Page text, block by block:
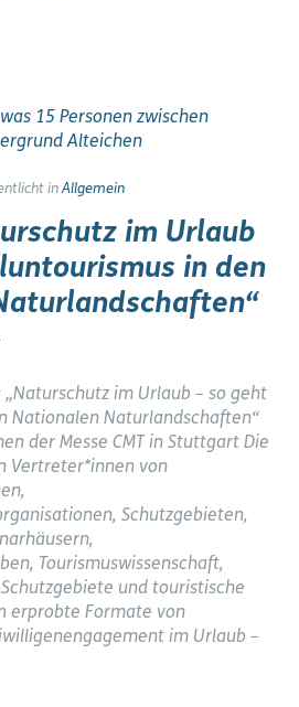
inAllgemein
im Urlaub
in den
„Naturschutz im Urlaub – so geht
Nationalen Naturlandschaften“
der Messe CMT in Stuttgart Die
Vertreter*innen von
Schutzgebieten,
Tourismuswissenschaft,
und touristische
erprobte Formate von
im Urlaub –